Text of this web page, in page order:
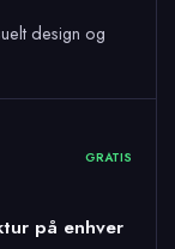
design og
GRATIS
på enhver